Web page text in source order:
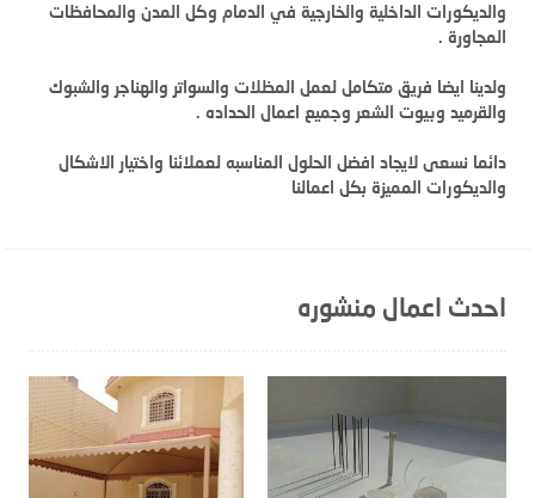
والديكورات الداخلية والخارجية في الدمام وكل المدن والمحافظات
المجاورة .
ولدينا ايضا فريق متكامل لعمل المظلات والسواتر والهناجر والشبوك
والقرميد وبيوت الشعر وجميع اعمال الحداده .
دائما نسعى لايجاد افضل الحلول المناسبه لعملائنا واختيار الاشكال
والديكورات المميزة بكل اعمالنا
احدث اعمال منشوره